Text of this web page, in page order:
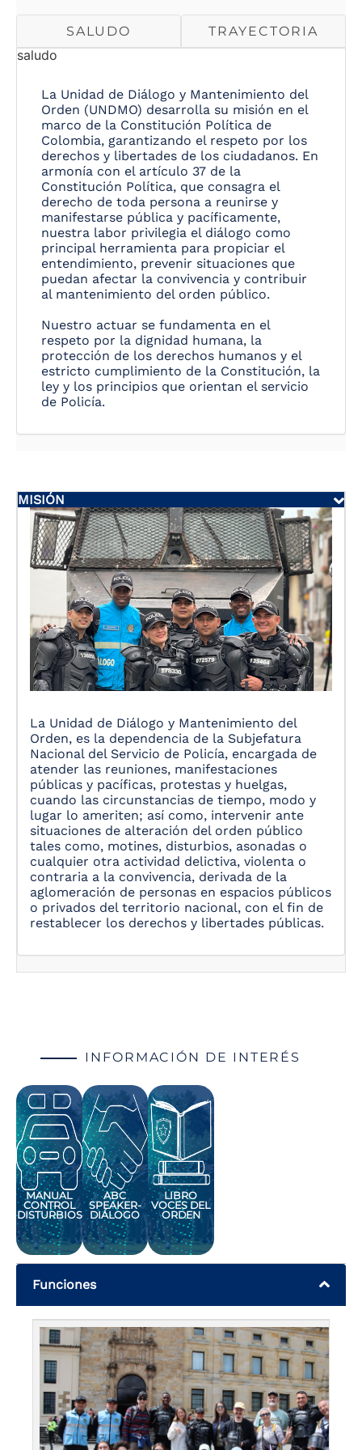
SALUDO TRAYECTORIA
saludo
La Unidad de Diálogo y Mantenimiento del
Orden (UNDMO) desarrolla su misión en el
marco de la Constitución Política de
Colombia, garantizando el respeto por los
derechos y libertades de los ciudadanos. En
armonía con el artículo 37 de la
Constitución Política, que consagra el
derecho de toda persona a reunirse y
manifestarse pública y pacíficamente,
nuestra labor privilegia el diálogo como
principal herramienta para propiciar el
entendimiento, prevenir situaciones que
puedan afectar la convivencia y contribuir
al mantenimiento del orden público.
Nuestro actuar se fundamenta en el
respeto por la dignidad humana, la
protección de los derechos humanos y el
estricto cumplimiento de la Constitución, la
ley y los principios que orientan el servicio
de Policía.
MISIÓN
La Unidad de Diálogo y Mantenimiento del
Orden, es la dependencia de la Subjefatura
Nacional del Servicio de Policía, encargada de
atender las reuniones, manifestaciones
públicas y pacíficas, protestas y huelgas,
cuando las circunstancias de tiempo, modo y
lugar lo ameriten; así como, intervenir ante
situaciones de alteración del orden público
tales como, motines, disturbios, asonadas o
cualquier otra actividad delictiva, violenta o
contraria a la convivencia, derivada de la
aglomeración de personas en espacios públicos
o privados del territorio nacional, con el fin de
restablecer los derechos y libertades públicas.
INFORMACIÓN DE INTERÉS
MANUAL
CONTROL
DISTURBIOS
ABC
SPEAKER-
DIÁLOGO
LIBRO
VOCES DEL
ORDEN
Funciones